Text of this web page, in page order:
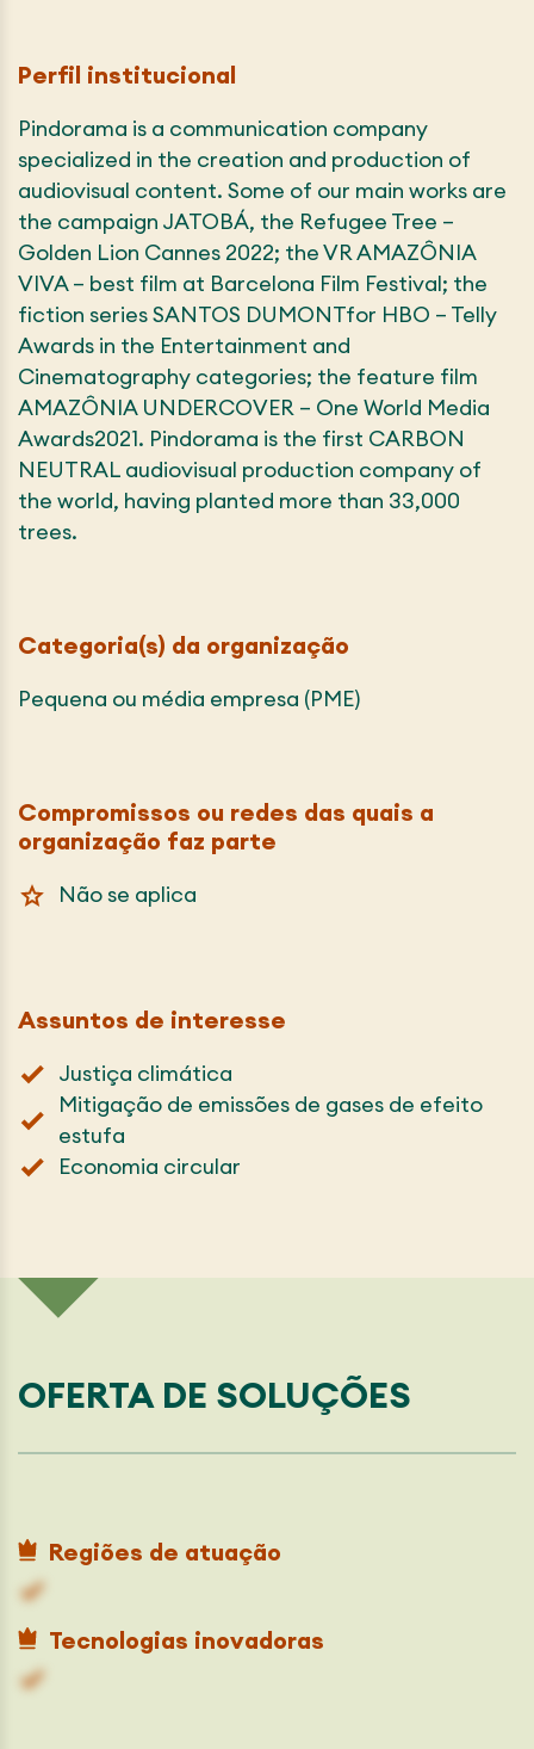
Perfil institucional
Pindorama is a communication company
specialized in the creation and production of
audiovisual content. Some of our main works are
the campaign JATOBÁ, the Refugee Tree –
Golden Lion Cannes 2022; the VR AMAZÔNIA
VIVA – best film at Barcelona Film Festival; the
fiction series SANTOS DUMONTfor HBO – Telly
Awards in the Entertainment and
Cinematography categories; the feature film
AMAZÔNIA UNDERCOVER – One World Media
Awards2021. Pindorama is the first CARBON
NEUTRAL audiovisual production company of
the world, having planted more than 33,000
trees.
Categoria(s) da organização
Pequena ou média empresa (PME)
Compromissos ou redes das quais a
organização faz parte
Não se aplica
Assuntos de interesse
Justiça climática
Mitigação de emissões de gases de efeito
estufa
Economia circular
OFERTA DE SOLUÇÕES
Regiões de atuação
Tecnologias inovadoras